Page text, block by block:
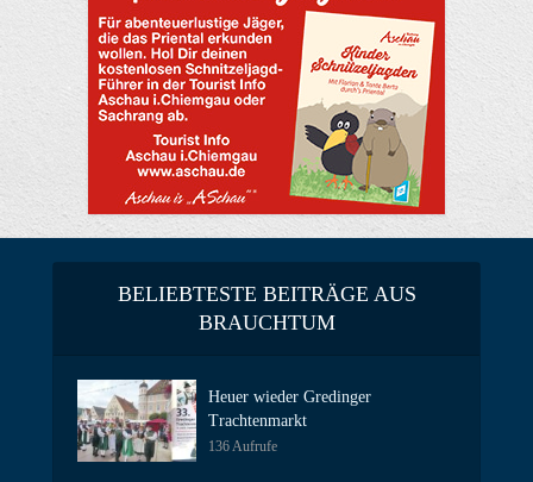
BELIEBTESTE BEITRÄGE AUS
BRAUCHTUM
Heuer wieder Gredinger
Trachtenmarkt
136 Aufrufe